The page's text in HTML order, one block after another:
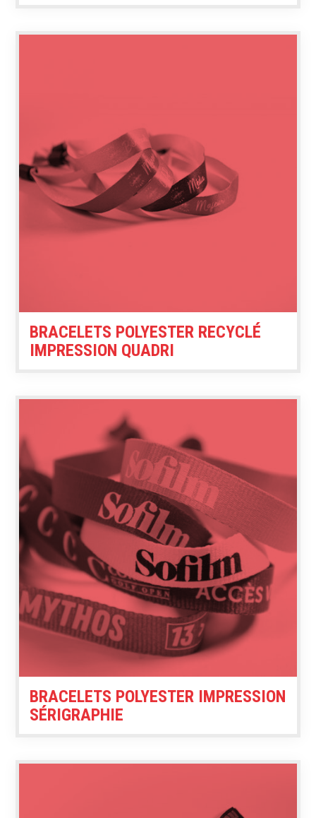
BRACELETS POLYESTER RECYCLÉ
IMPRESSION QUADRI
BRACELETS POLYESTER IMPRESSION
SÉRIGRAPHIE